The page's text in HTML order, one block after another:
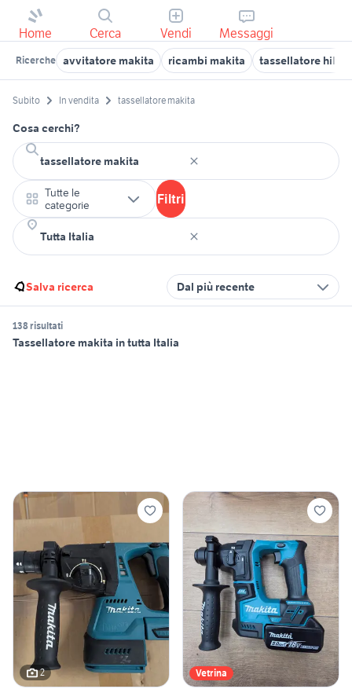
Home Cerca Vendi Messaggi
Ricerche avvitatore makita ricambi makita tassellatore hilti
Subito In vendita tassellatore makita
Cosa cerchi?
Tutte le
categorie
Filtri
Salva ricerca Dal più recente
138 risultati
Tassellatore makita in tutta Italia
2 Vetrina